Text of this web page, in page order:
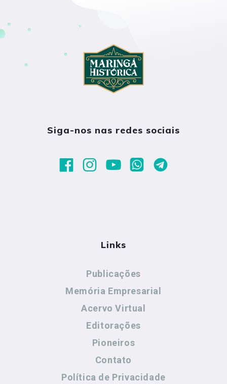
Siga-nos nas redes sociais
Links
Publicações
Memória Empresarial
Acervo Virtual
Editorações
Pioneiros
Contato
Política de Privacidade